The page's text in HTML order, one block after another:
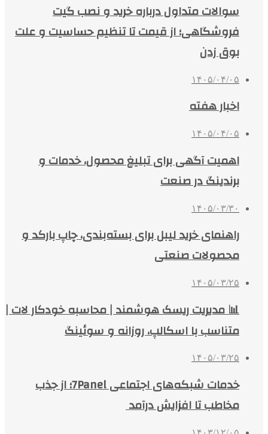
سوالات متداول درباره خرید و نصب گیت
فروشگاهی؛ از قیمت تا تنظیم حساسیت و علت
بوق زدن
۱۴۰۵/۰۴/۰۵
اخبار هفته
۱۴۰۵/۰۴/۰۵
اهمیت آگهی برای تبلیغ محصول، خدمات و
برندینگ در صنعت
۱۴۰۵/۰۳/۳۰
راهنمای خرید لیبل برای بسته‌بندی، چاپ بارکد و
محصولات صنعتی
۱۴۰۵/۰۳/۲۵
📊 مدیریت ریسک هوشمند | محاسبه خودکار لات |
متناسب با اسکالپ، روزانه و سوئینگ
۱۴۰۵/۰۳/۲۵
خدمات شبکه‌های اجتماعی 7Panel؛ از جذب
مخاطب تا افزایش درآمد